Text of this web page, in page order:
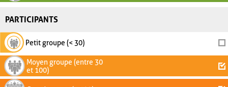
PARTICIPANTS
Petit groupe (< 30)
Moyen groupe (entre 30
et 100)